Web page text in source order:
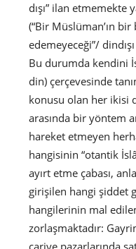
dışı” ilan
(“Bir Müslüman’ın bir
edemeyeceği”/
Bu durumda kendini
din) çerçevesinde
konusu olan her ikisi
arasında bir yöntem
hareket etmeyen
hangisinin “otantik
ayırt etme çabası,
girişilen hangi şiddet
hangilerinin mal
zorlaşmaktadır:
cariye pazarlarında